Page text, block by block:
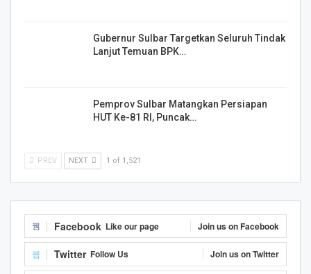
Gubernur Sulbar Targetkan Seluruh Tindak
Lanjut Temuan BPK…
Pemprov Sulbar Matangkan Persiapan
HUT Ke-81 RI, Puncak…
PREV NEXT 1 of 1,521
Facebook Like our page Join us on Facebook
Twitter Follow Us Join us on Twitter